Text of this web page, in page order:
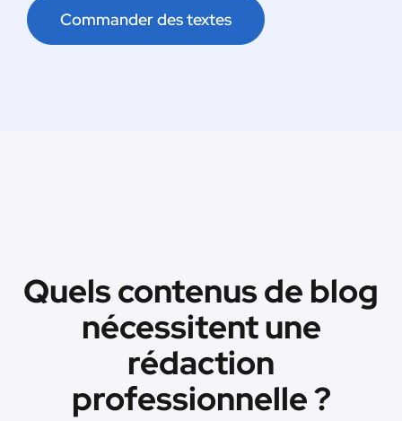
Commander des textes
Quels contenus de blog
nécessitent une
rédaction
professionnelle ?